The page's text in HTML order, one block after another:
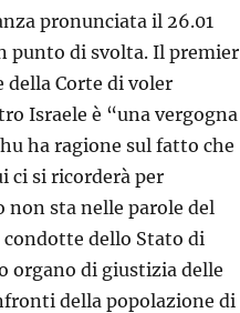
pronunciata il 26.01
punto di svolta. Il premier
della Corte di voler
Israele è “una vergogna
ha ragione sul fatto che
ci si ricorderà per
non sta nelle parole del
dello Stato di
organo di giustizia delle
della popolazione di